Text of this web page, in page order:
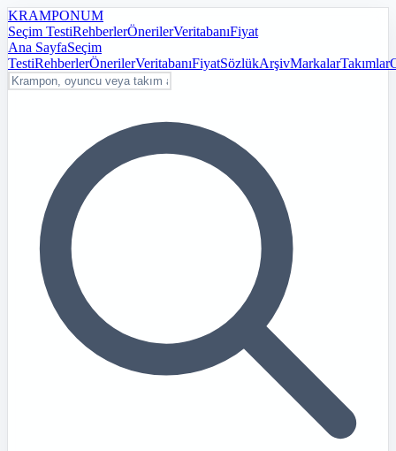
KRAMPONUM
Seçim TestiRehberlerÖnerilerVeritabanıFiyat
Ana SayfaSeçim
TestiRehberlerÖnerilerVeritabanıFiyatSözlükArşivMarkalarTakımlar